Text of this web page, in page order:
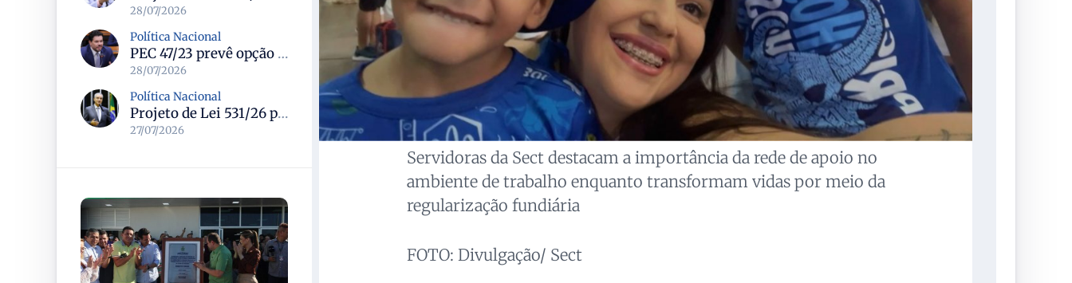
28/07/2026
Política Nacional
PEC 47/23 prevê opção por remuneração da União para servidores dos ex-territórios do Amapá, Rondônia e Roraima
28/07/2026
Política Nacional
Projeto de Lei 531/26 propõe política nacional para combater solidão social entre idosos
27/07/2026
Servidoras da Sect destacam a importância da rede de apoio no
ambiente de trabalho enquanto transformam vidas por meio da
regularização fundiária
FOTO: Divulgação/ Sect